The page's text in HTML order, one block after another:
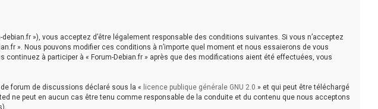
»), vous acceptez d’être légalement responsable des conditions suivantes. Si vous n’acceptez
». Nous pouvons modifier ces conditions à n’importe quel moment et nous essaierons de vous
à participer à « Forum-Debian.fr » après que des modifications aient été effectuées, vous
de forum de discussions déclaré sous la « licence publique générale GNU 2.0 » et qui peut être téléchargé
ne peut en aucun cas être tenu comme responsable de la conduite et du contenu que nous acceptons